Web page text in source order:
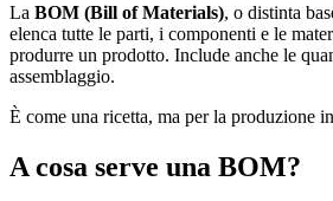
La BOM (Bill of Materials), o distinta
elenca tutte le parti, i componenti e le
produrre un prodotto. Include anche le
assemblaggio.
È come una ricetta, ma per la produzione
A cosa serve una BOM?